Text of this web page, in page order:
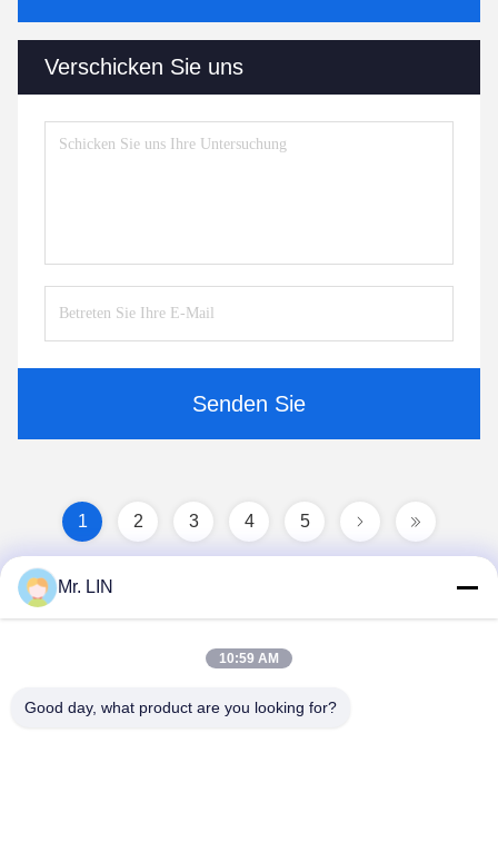
Verschicken Sie uns
Senden Sie
1 2 3 4 5
Mr. LIN
10:59 AM
Good day, what product are you looking for?